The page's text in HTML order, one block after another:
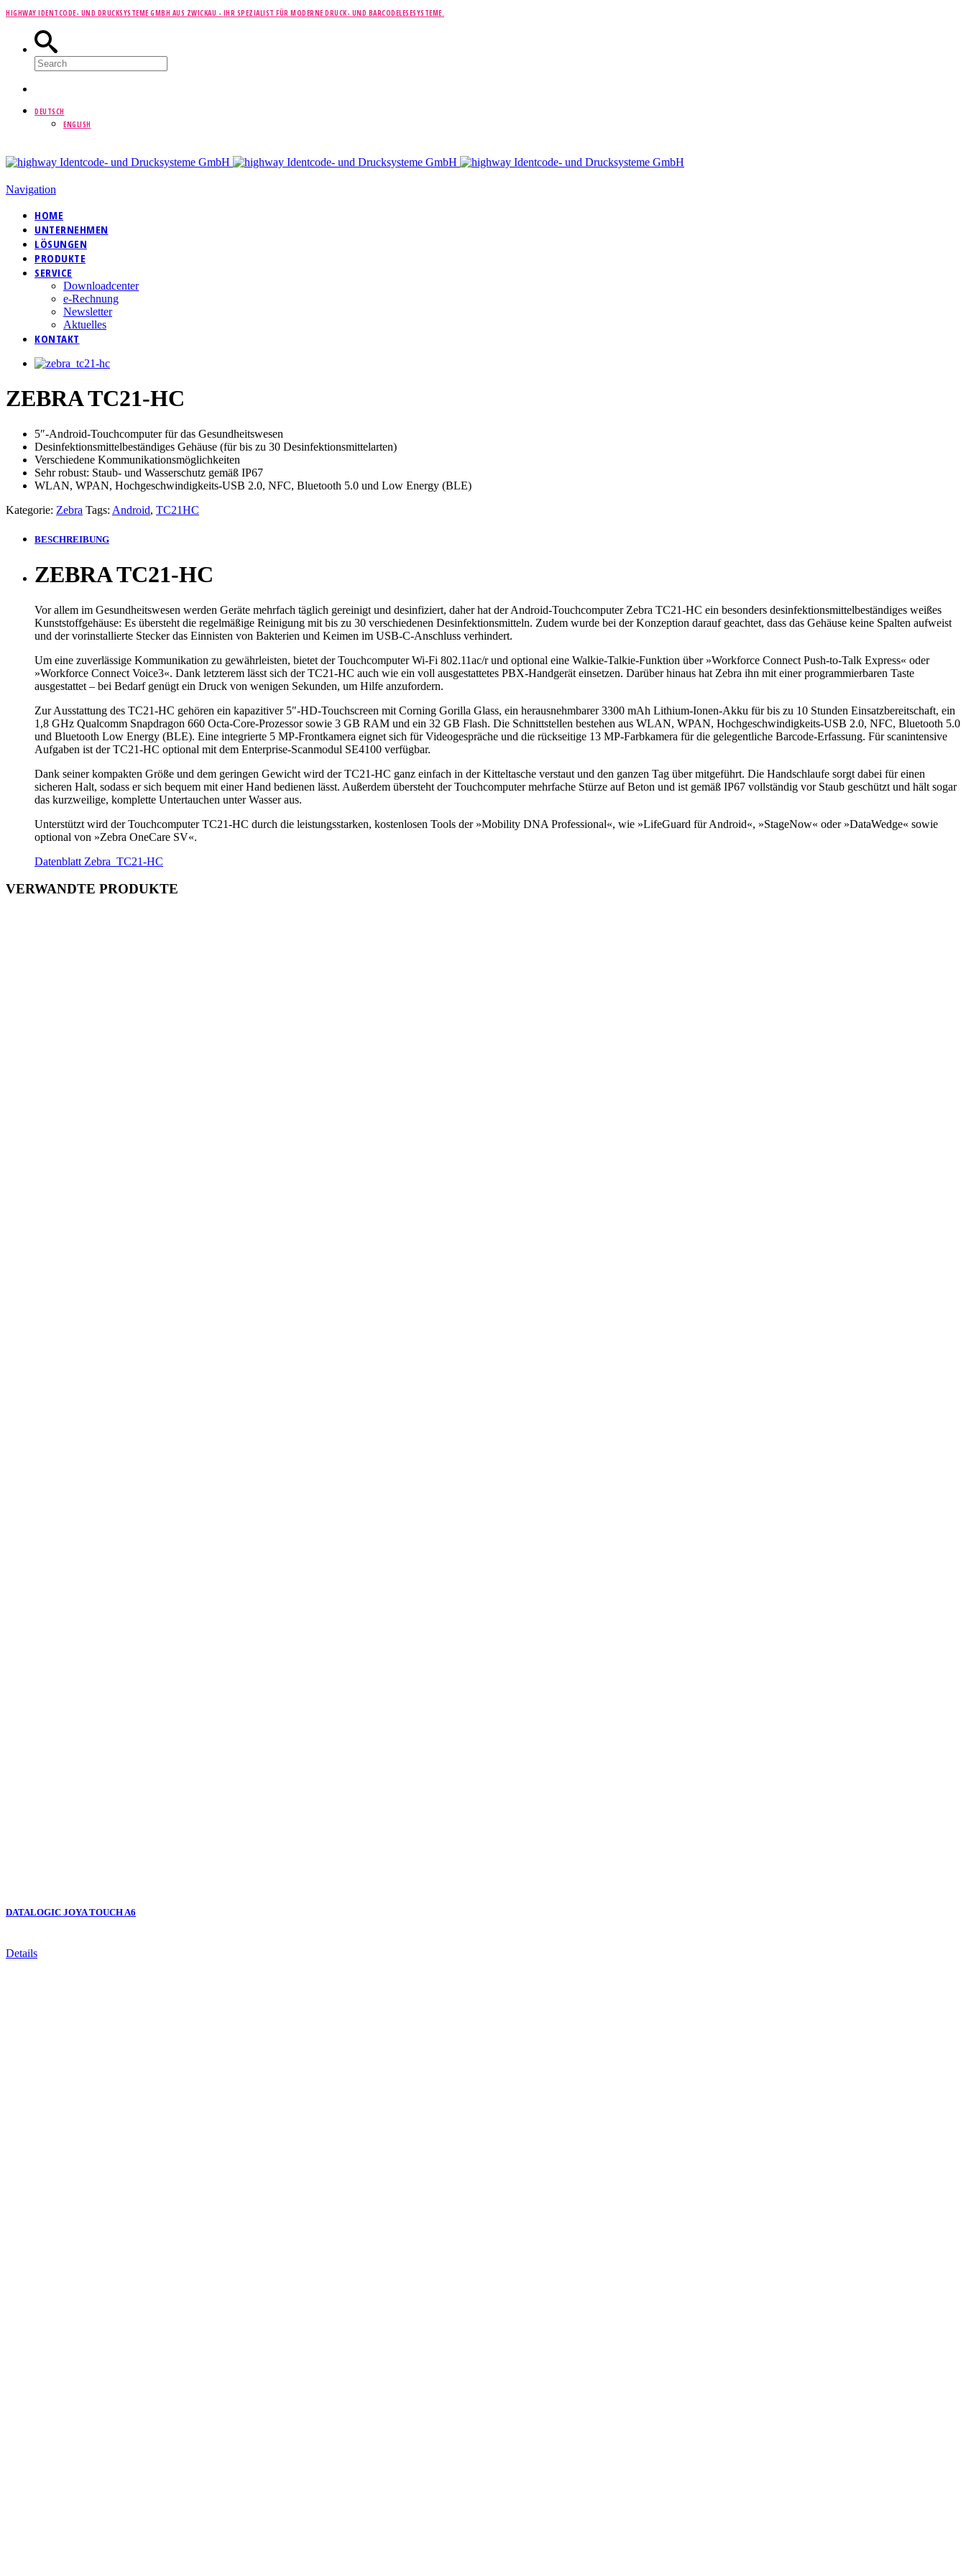
HIGHWAY IDENTCODE- UND DRUCKSYSTEME GMBH AUS ZWICKAU - IHR SPEZIALIST FÜR MODERNE DRUCK- UND BARCODELESESYSTEME.
DEUTSCH
ENGLISH
Navigation
HOME
UNTERNEHMEN
LÖSUNGEN
PRODUKTE
SERVICE
Downloadcenter
e-Rechnung
Newsletter
Aktuelles
KONTAKT
ZEBRA TC21-HC
5″-Android-Touchcomputer für das Gesundheitswesen
Desinfektionsmittelbeständiges Gehäuse (für bis zu 30 Desinfektionsmittelarten)
Verschiedene Kommunikationsmöglichkeiten
Sehr robust: Staub- und Wasserschutz gemäß IP67
WLAN, WPAN, Hochgeschwindigkeits-USB 2.0, NFC, Bluetooth 5.0 und Low Energy (BLE)
Kategorie: Zebra Tags: Android, TC21HC
BESCHREIBUNG
ZEBRA TC21-HC
Vor allem im Gesundheitswesen werden Geräte mehrfach täglich gereinigt und desinfiziert, daher hat der Android-Touchcomputer Zebra TC21-HC ein besonders desinfektionsmittelbeständiges weißes
Kunststoffgehäuse: Es übersteht die regelmäßige Reinigung mit bis zu 30 verschiedenen Desinfektionsmitteln. Zudem wurde bei der Konzeption darauf geachtet, dass das Gehäuse keine Spalten aufweist
und der vorinstallierte Stecker das Einnisten von Bakterien und Keimen im USB-C-Anschluss verhindert.
Um eine zuverlässige Kommunikation zu gewährleisten, bietet der Touchcomputer Wi-Fi 802.11ac/r und optional eine Walkie-Talkie-Funktion über »Workforce Connect Push-to-Talk Express« oder
»Workforce Connect Voice3«. Dank letzterem lässt sich der TC21-HC auch wie ein voll ausgestattetes PBX-Handgerät einsetzen. Darüber hinaus hat Zebra ihn mit einer programmierbaren Taste
ausgestattet – bei Bedarf genügt ein Druck von wenigen Sekunden, um Hilfe anzufordern.
Zur Ausstattung des TC21-HC gehören ein kapazitiver 5″-HD-Touchscreen mit Corning Gorilla Glass, ein herausnehmbarer 3300 mAh Lithium-Ionen-Akku für bis zu 10 Stunden Einsatzbereitschaft, ein
1,8 GHz Qualcomm Snapdragon 660 Octa-Core-Prozessor sowie 3 GB RAM und ein 32 GB Flash. Die Schnittstellen bestehen aus WLAN, WPAN, Hochgeschwindigkeits-USB 2.0, NFC, Bluetooth 5.0
und Bluetooth Low Energy (BLE). Eine integrierte 5 MP-Frontkamera eignet sich für Videogespräche und die rückseitige 13 MP-Farbkamera für die gelegentliche Barcode-Erfassung. Für scanintensive
Aufgaben ist der TC21-HC optional mit dem Enterprise-Scanmodul SE4100 verfügbar.
Dank seiner kompakten Größe und dem geringen Gewicht wird der TC21-HC ganz einfach in der Kitteltasche verstaut und den ganzen Tag über mitgeführt. Die Handschlaufe sorgt dabei für einen
sicheren Halt, sodass er sich bequem mit einer Hand bedienen lässt. Außerdem übersteht der Touchcomputer mehrfache Stürze auf Beton und ist gemäß IP67 vollständig vor Staub geschützt und hält sogar
das kurzweilige, komplette Untertauchen unter Wasser aus.
Unterstützt wird der Touchcomputer TC21-HC durch die leistungsstarken, kostenlosen Tools der »Mobility DNA Professional«, wie »LifeGuard für Android«, »StageNow« oder »DataWedge« sowie
optional von »Zebra OneCare SV«.
Datenblatt Zebra_TC21-HC
VERWANDTE PRODUKTE
DATALOGIC JOYA TOUCH A6
Details